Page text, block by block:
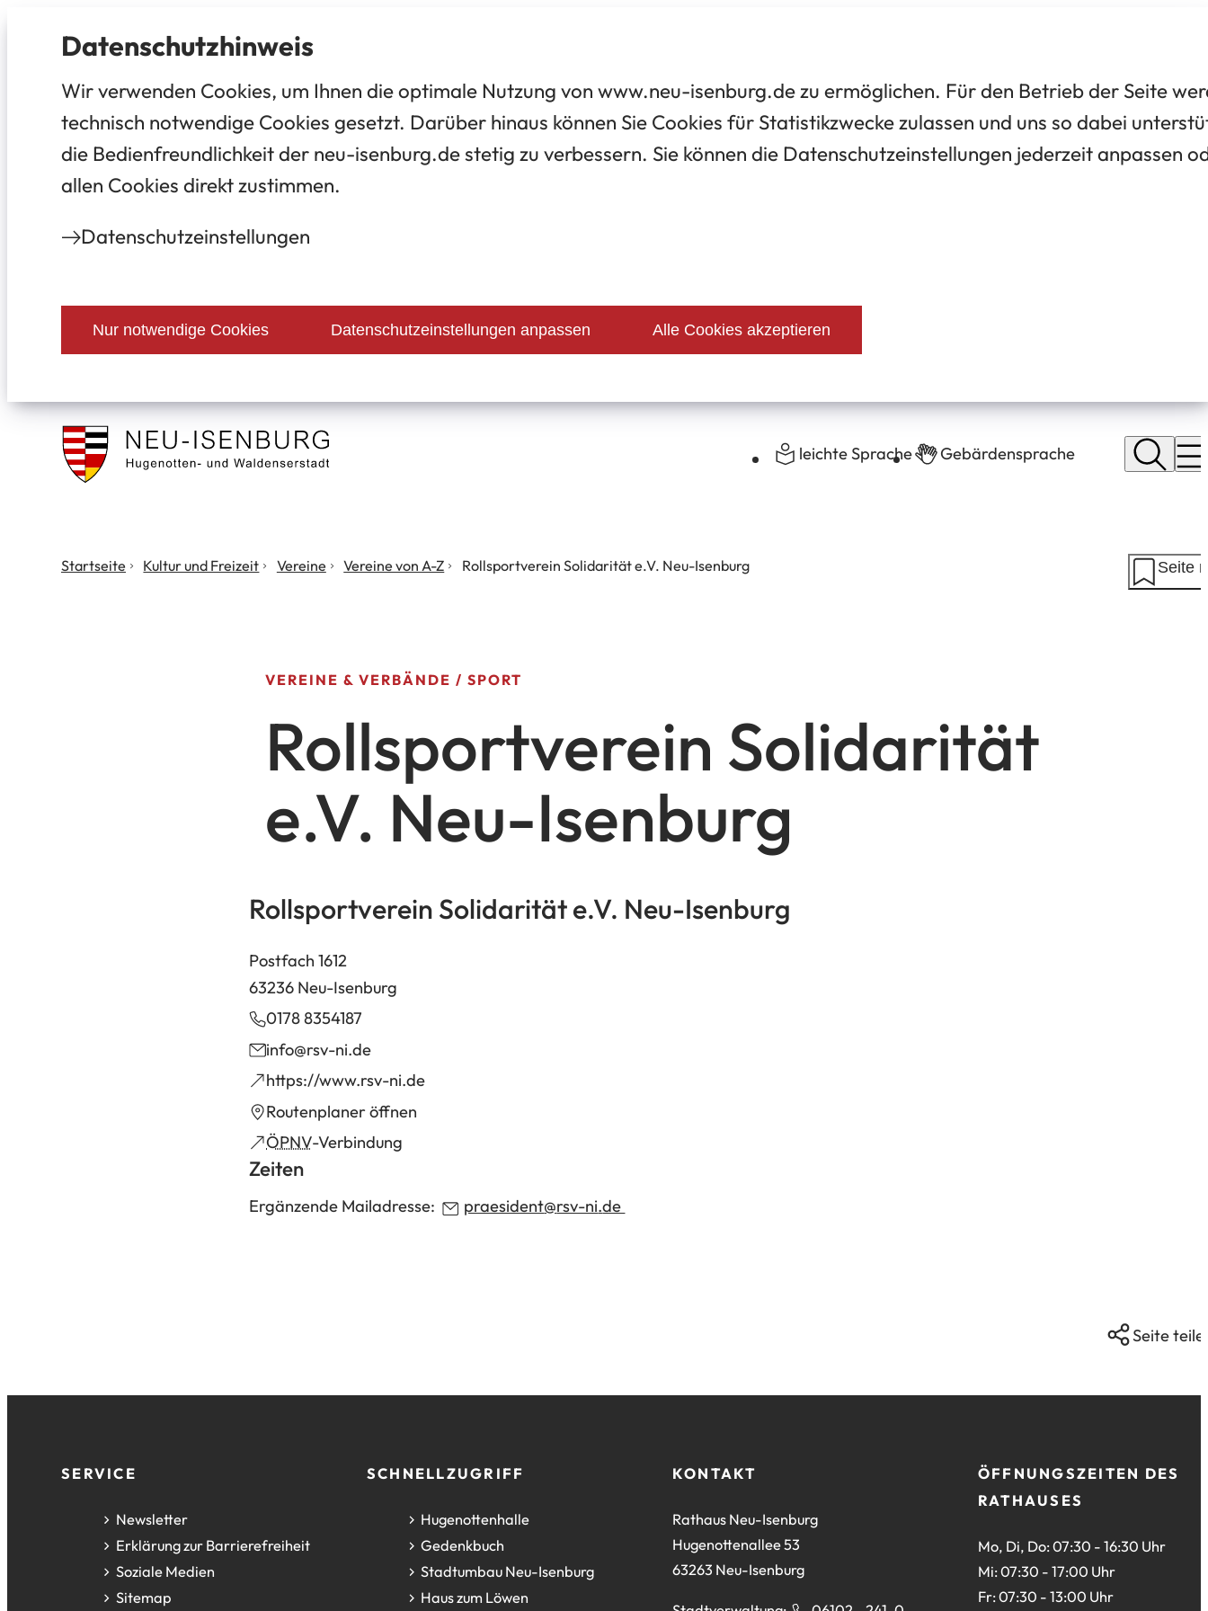
Datenschutz­hinweis
Wir verwenden Cookies, um Ihnen die optimale Nutzung von www.neu-isenburg.de zu ermöglichen. Für den Betrieb der Seite
technisch notwendige Cookies gesetzt. Darüber hinaus können Sie Cookies für Statistikzwecke zulassen und uns so dabei
die Bedienfreundlichkeit der neu-isenburg.de stetig zu verbessern. Sie können die Datenschutzeinstellungen jederzeit anpassen
allen Cookies direkt zustimmen.
Datenschutz­einstellungen
Nur notwendige Cookies Datenschutzeinstellungen anpassen Alle Cookies akzeptieren
Stadt
Isenburg
leichte Sprache Gebärdensprache
Startseite Kultur und Freizeit Vereine Vereine von A-Z Rollsportverein Solidarität e.V. Neu-Isenburg Seite
VEREINE & VERBÄNDE SPORT
Rollsportverein Solidarität
e.V. Neu-Isenburg
Rollsportverein Solidarität e.V. Neu-Isenburg
Postfach 1612
63236 Neu-Isenburg
0178 8354187
info
rsv-ni de
https://www.rsv-ni.de
(Öffnet
in
einem
neuen
Routenplaner öffnen
(Öffnet
in
einem
Tab)
ÖPNV-Verbindung
(Öffnet
in
einem
Zeiten
Ergänzende Mailadresse: praesident rsv-ni de
Seite
FußzeileSERVICE
Newsletter
Erklärung zur Barrierefreiheit
Soziale Medien
Sitemap
SCHNELLZUGRIFF
Hugenottenhalle
(Öffnet
in
einem
neuen
Gedenkbuch
(Öffnet
in
einem
Stadtumbau Neu-Isenburg
(Öffnet
in Haus zum Löwen
(Öffnet
KONTAKT
Rathaus Neu-Isenburg
Hugenottenallee 53
63263 Neu-Isenburg
ÖFFNUNGSZEITEN DES
RATHAUSES
Mo, Di, Do: 07:30 - 16:30 Uhr
Mi: 07:30 - 17:00 Uhr
Fr: 07:30 - 13:00 Uhr